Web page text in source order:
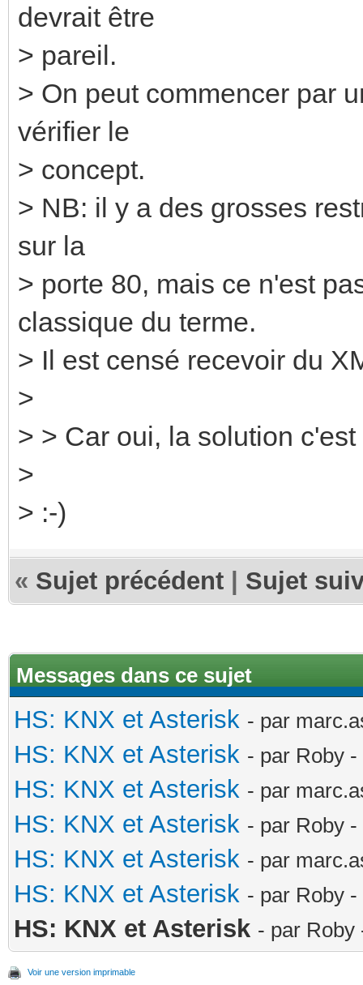
devrait être
> pareil.
> On peut commencer par
vérifier le
> concept.
> NB: il y a des grosses
sur la
> porte 80, mais ce n'est
classique du terme.
> Il est censé recevoir du
>
> > Car oui, la solution
>
> :-)
« Sujet précédent Sujet
Messages dans ce sujet
HS: KNX et Asterisk - par
HS: KNX et Asterisk - par Roby -
HS: KNX et Asterisk - par
HS: KNX et Asterisk - par Roby -
HS: KNX et Asterisk - par
HS: KNX et Asterisk - par Roby -
HS: KNX et Asterisk - par Roby
Voir une version imprimable